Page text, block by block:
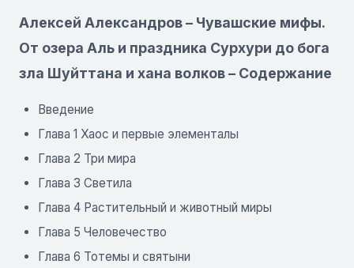
Алексей Александров – Чувашские мифы.
От озера Аль и праздника Сурхури до бога
зла Шуйттана и хана волков – Содержание
Введение
Глава 1 Хаос и первые элементалы
Глава 2 Три мира
Глава 3 Светила
Глава 4 Растительный и животный миры
Глава 5 Человечество
Глава 6 Тотемы и святыни